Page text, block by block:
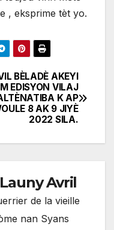
, eksprime tèt yo.
BÈLADÈ AKEYI
EDISYON VILAJ
K AP
8 AK 9 JIYÈ
2022 SILA.
Avril
de la vieille
nan Syans